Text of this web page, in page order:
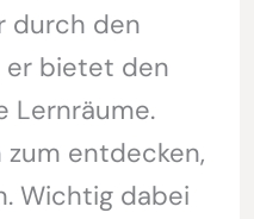
durch den
er bietet den
Lernräume.
entdecken,
Wichtig dabei